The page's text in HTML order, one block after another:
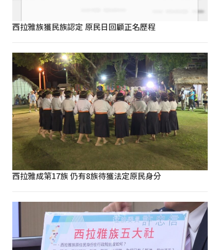
西拉雅族獲民族認定 原民日回顧正名歷程
西拉雅成第17族 仍有8族待獲法定原民身分